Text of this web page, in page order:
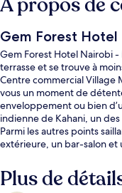
Gem Forest
Gem Forest Hotel Nairobi
terrasse et se trouve à
Centre commercial Village
vous un moment de
enveloppement ou bien
indienne de Kahani, un
Parmi les autres points
extérieure, un bar-salon et
Plus de